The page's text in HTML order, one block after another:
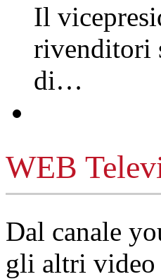
Il
rivenditori
di…
WEB
Dal canale
gli altri